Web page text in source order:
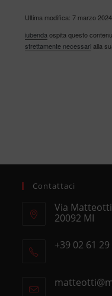
Ultima modifica: 7 marzo 2024
iubenda ospita questo
strettamente necessarialla
Contattaci
Via
20092 MI
in
tab
+39 02 61
your